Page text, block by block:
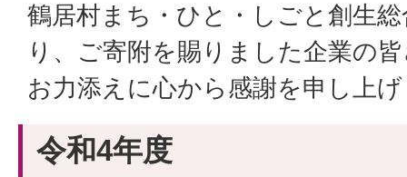
鶴居村まち・ひと・しごと創生
り、ご寄附を賜りました企業の
お力添えに心から感謝を申し上
令和4年度